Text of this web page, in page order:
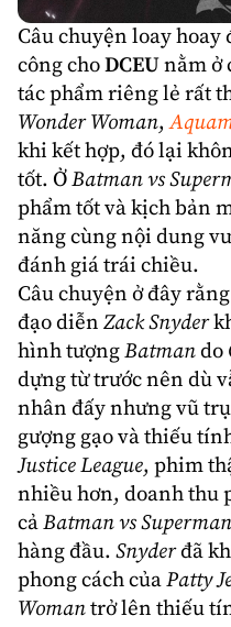
Câu chuyện loay
công choDCEUnằm ở
tác phẩm riêng lẻ rất
Wonder Woman,
khi kết hợp, đó lại
tốt. ỞBatman vs
phẩm tốt và kịch bản
năng cùng nội dung
đánh giá trái chiều.
Câu chuyện ở đây
đạo diễn Zack Snyder
hình tượngBatmando
dựng từ trước nên dù
nhân đấy nhưng vũ
gượng gạo và thiếu
Justice League, phim
nhiều hơn, doanh thu
cảBatman vsSuperman
hàng đầu. Snyderđã
phong cách củaPatty
Womantrở lên thiếu